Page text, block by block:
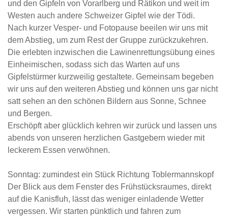
und den Gipfeln von Vorarlberg und Rätikon und weit im
Westen auch andere Schweizer Gipfel wie der Tödi.
Nach kurzer Vesper- und Fotopause beeilen wir uns mit
dem Abstieg, um zum Rest der Gruppe zurückzukehren.
Die erlebten inzwischen die Lawinenrettungsübung eines
Einheimischen, sodass sich das Warten auf uns
Gipfelstürmer kurzweilig gestaltete. Gemeinsam begeben
wir uns auf den weiteren Abstieg und können uns gar nicht
satt sehen an den schönen Bildern aus Sonne, Schnee
und Bergen.
Erschöpft aber glücklich kehren wir zurück und lassen uns
abends von unseren herzlichen Gastgebern wieder mit
leckerem Essen verwöhnen.
Sonntag: zumindest ein Stück Richtung Toblermannskopf
Der Blick aus dem Fenster des Frühstücksraumes, direkt
auf die Kanisfluh, lässt das weniger einladende Wetter
vergessen. Wir starten pünktlich und fahren zum